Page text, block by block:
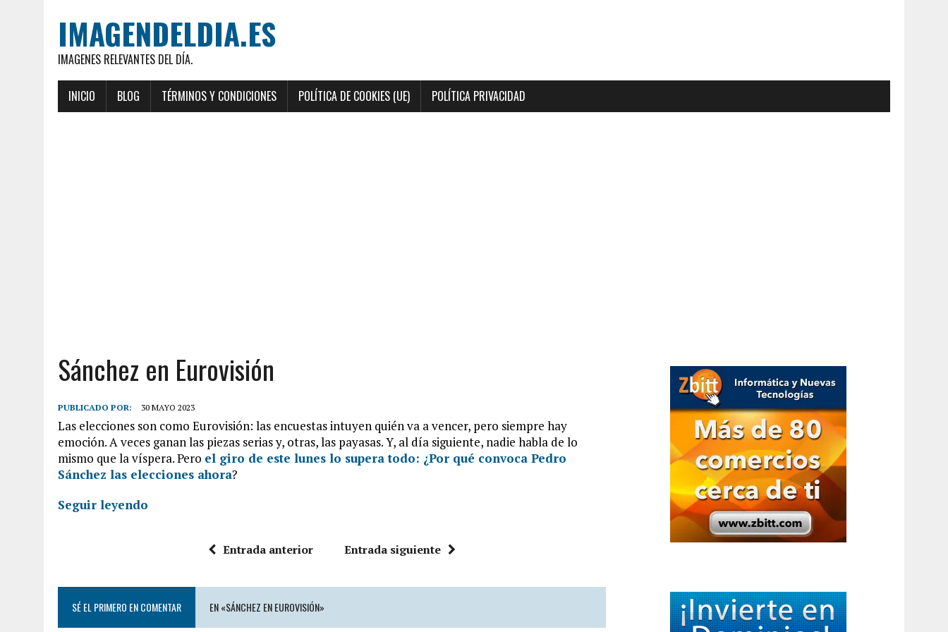
IMAGENDELDIA.ES
IMAGENES RELEVANTES DEL DÍA.
INICIO BLOG TÉRMINOS Y CONDICIONES POLÍTICA DE COOKIES (UE) POLÍTICA PRIVACIDAD
Sánchez en Eurovisión
PUBLICADO POR: 30 MAYO 2023
Las elecciones son como Eurovisión: las encuestas intuyen quién va a vencer, pero siempre hay
emoción. A veces ganan las piezas serias y, otras, las payasas. Y, al día siguiente, nadie habla de lo
mismo que la víspera. Pero el giro de este lunes lo supera todo: ¿Por qué convoca Pedro
Sánchez las elecciones ahora?
Seguir leyendo
Entrada anterior Entrada siguiente
SÉ EL PRIMERO EN COMENTAR EN «SÁNCHEZ EN EUROVISIÓN»